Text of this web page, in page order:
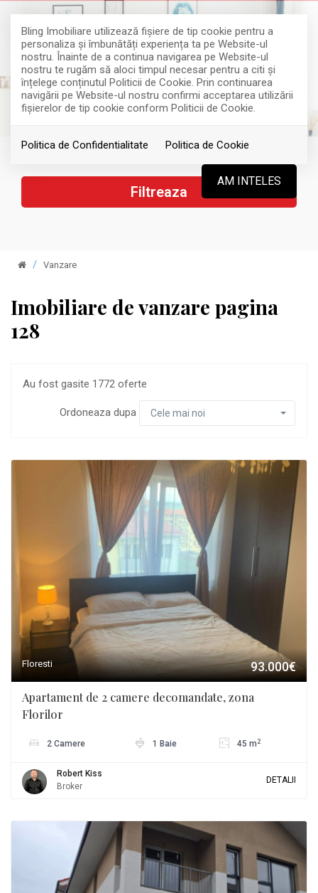
Bling Imobiliare utilizează fişiere de tip cookie pentru a
personaliza și îmbunătăți experiența ta pe Website-ul
nostru. Înainte de a continua navigarea pe Website-ul
nostru te rugăm să aloci timpul necesar pentru a citi și
înțelege conținutul Politicii de Cookie. Prin continuarea
navigării pe Website-ul nostru confirmi acceptarea utilizării
fişierelor de tip cookie conform Politicii de Cookie.
Politica de Confidentialitate Politica de Cookie
AM INTELES
Filtreaza
Vanzare
Imobiliare de vanzare pagina
128
Au fost gasite 1772 oferte
Ordoneaza dupa Cele mai noi
Floresti 93.000€
Apartament de 2 camere decomandate, zona
Florilor
2 Camere 1 Baie 45 m 2
Robert Kiss
Broker
DETALII